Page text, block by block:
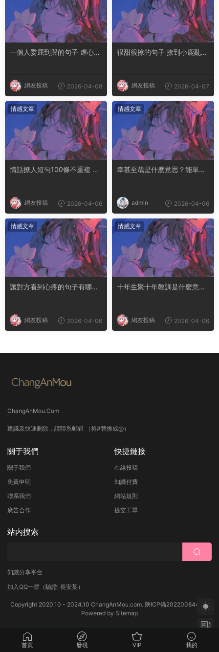
一個人委屈到哭的句子 虐心到
網友投稿 2026-04-08
很甜很撩的句子 撩到小鹿亂撞
網友投稿 2026-04-07
情感文章
情話撩人短句100條不重複 土
網友投稿 2026-04-06
情感文章
幸甚至哉是什麽意思？能單獨
admin 2026-04-06
情感文章
讓對方看到心疼的句子有哪
網友投稿 2026-04-06
情感文章
十年生聚十年教訓是什麽意思
網友投稿 2026-04-06
ChangAnMou.Com
建議及快速删除，請聯系郵箱 （将#替換成@）
關于我們
關于我們
免責申明
聯系我們
廣告合作
快捷鏈接
在線投稿
知識付費
網站規則
提交工單
站内搜索
知識分享平台
加入QQ一群 （驗證: 長安某）
Copyright 2020.10 - 2024.10 ChangAnMou.com. 陝ICP備2022008444号
Powered by Sitemap
首頁 發現 VIP 我的